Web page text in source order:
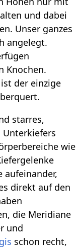
und dabei
Unser ganzes
angelegt.
Knochen.
ist der einzige
starres,
Unterkiefers
wie
aufeinander,
direkt auf den
die Meridiane
und
schon recht,